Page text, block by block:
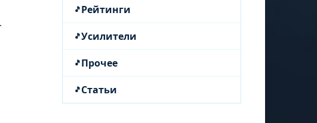
Рейтинги
Усилители
Прочее
Статьи